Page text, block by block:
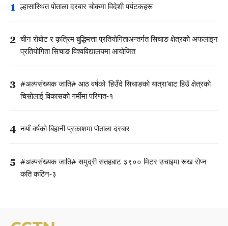
1 ल्हासास्थित पोताला दरबार चोकमा विदेशी पर्यटकहरू
2 चीन रोबोट र कृत्रिम बुद्धिमत्ता प्रतियोगिताअन्तर्गत सिचाङ क्षेत्रको अफलाइन
प्रतियोगिता सिचाङ विश्वविद्यालयमा आयोजित
3 #अल्पसंख्यक जाति# आठ वर्षको 'हिउँदे सिचाङको यात्रा'बाट हिउँ क्षेत्रको
चिसोलाई विकासको गर्मीमा परिणत-१
4 नयाँ वर्षको बिहानी प्रकाशमा पोताला दरबार
5 #अल्पसंख्यक जाति# समुद्री सतहबाट ३९०० मिटर उचाइमा रूख रोप्न
कति कठिन-३